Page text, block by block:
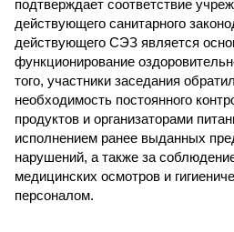
подтверждает соответствие
действующего санитарного
действующего СЭЗ является
функционирование
того, участники заседания
необходимость постоянного
продуктов и организаторами
исполнением ранее выданных
нарушений, а также за
медицинских осмотров и
персоналом.